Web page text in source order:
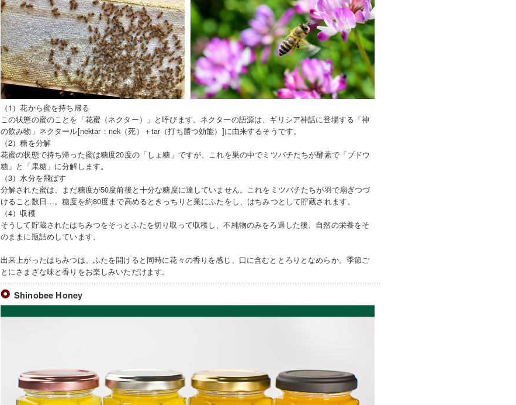
（1）花から蜜を持ち帰る
この状態の蜜のことを「花蜜（ネクター）」と呼びます。ネクターの語源は、ギリシア神話に登場する「神
の飲み物」ネクタール[nektar：nek（死）＋tar（打ち勝つ効能）]に由来するそうです。
（2）糖を分解
花蜜の状態で持ち帰った蜜は糖度20度の「しょ糖」ですが、これを巣の中でミツバチたちが酵素で「ブドウ
糖」と「果糖」に分解します。
（3）水分を飛ばす
分解された蜜は、まだ糖度が50度前後と十分な糖度に達していません。これをミツバチたちが羽で扇ぎつづ
けること数日…。糖度を約80度まで高めるときっちりと巣にふたをし、はちみつとして貯蔵されます。
（4）収穫
そうして貯蔵されたはちみつをそっとふたを切り取って収穫し、不純物のみをろ過した後、自然の栄養をそ
のままに瓶詰めしています。
出来上がったはちみつは、ふたを開けると同時に花々の香りを感じ、口に含むととろりとなめらか。季節ご
とにさまざな味と香りをお楽しみいただけます。
Shinobee Honey